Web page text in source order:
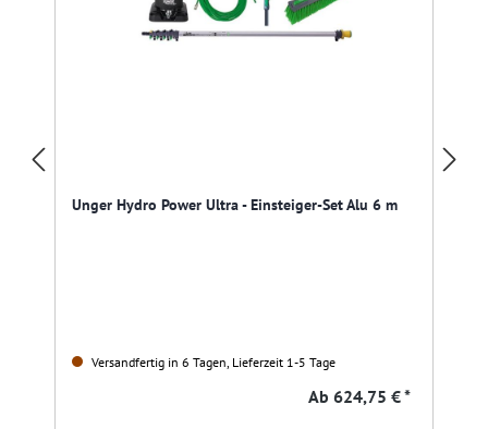
Unger Hydro Power Ultra - Einsteiger-Set Alu 6 m
Versandfertig in 6 Tagen, Lieferzeit 1-5 Tage
Ab 624,75 € *